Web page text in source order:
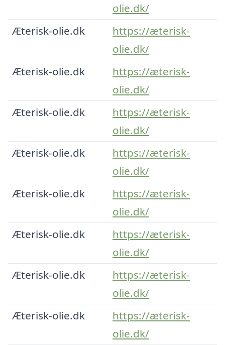
olie.dk/
Æterisk-olie.dk
https://æterisk-
olie.dk/
Æterisk-olie.dk
https://æterisk-
olie.dk/
Æterisk-olie.dk
https://æterisk-
olie.dk/
Æterisk-olie.dk
https://æterisk-
olie.dk/
Æterisk-olie.dk
https://æterisk-
olie.dk/
Æterisk-olie.dk
https://æterisk-
olie.dk/
Æterisk-olie.dk
https://æterisk-
olie.dk/
Æterisk-olie.dk
https://æterisk-
olie.dk/